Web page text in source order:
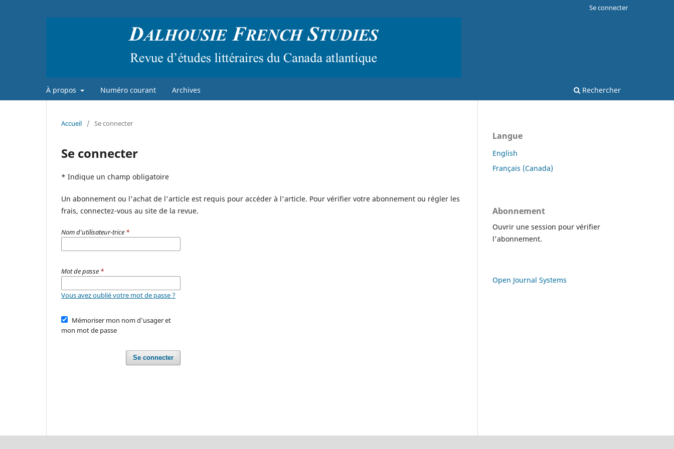
À propos Numéro courant Archives Rechercher
Se connecter
Accueil / Se connecter
Se connecter
* Indique un champ obligatoire
Un abonnement ou l'achat de l'article est requis pour accéder à l'article. Pour vérifier votre abonnement ou régler les
frais, connectez-vous au site de la revue.
Nom d'utilisateur-trice *
Mot de passe *
Vous avez oublié votre mot de passe ?
Mémoriser mon nom d'usager et
mon mot de passe
Se connecter
Langue
English
Français (Canada)
Abonnement
Ouvrir une session pour vérifier
l'abonnement.
Open Journal Systems